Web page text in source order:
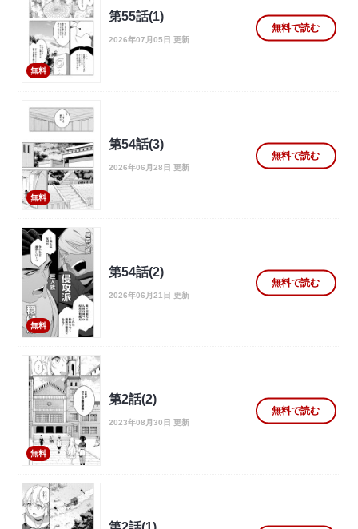
無料
第55話(1)
2026年07月05日 更新
無料で読む
無料
第54話(3)
2026年06月28日 更新
無料で読む
無料
第54話(2)
2026年06月21日 更新
無料で読む
無料
第2話(2)
2023年08月30日 更新
無料で読む